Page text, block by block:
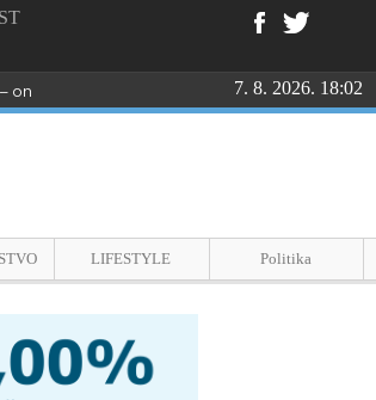
online prijave do 26. kolovoza7. 8. 2026. 18:02
LIFESTYLE Politika